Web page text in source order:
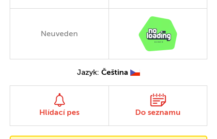
Neuveden
Jazyk: Čeština
Hlídací pes Do seznamu